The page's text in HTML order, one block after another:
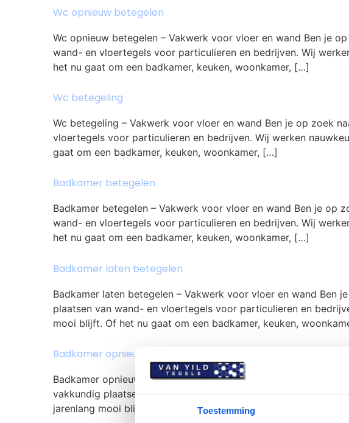
Toestemming
Wc opnieuw betegelen
Wc opnieuw betegelen – Vakwerk voor vloer en wand Ben je
wand- en vloertegels voor particulieren en bedrijven. Wij
het nu gaat om een badkamer, keuken, woonkamer, […]
Wc betegeling
Wc betegeling – Vakwerk voor vloer en wand Ben je op zoek
vloertegels voor particulieren en bedrijven. Wij werken
gaat om een badkamer, keuken, woonkamer, […]
Badkamer betegelen
Badkamer betegelen – Vakwerk voor vloer en wand Ben je op
wand- en vloertegels voor particulieren en bedrijven. Wij
het nu gaat om een badkamer, keuken, woonkamer, […]
Badkamer laten betegelen
Badkamer laten betegelen – Vakwerk voor vloer en wand Ben
plaatsen van wand- en vloertegels voor particulieren en
mooi blijft. Of het nu gaat om een badkamer, keuken,
Badkamer opnieuw laten betegelen
Badkamer opnieuw laten betegelen – Vakwerk voor vloer en
vakkundig plaatsen van wand- en vloertegels voor
jarenlang mooi blijft. Of het nu gaat om een badkamer,